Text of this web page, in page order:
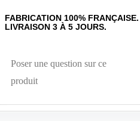
FABRICATION 100% FRANÇAISE.
LIVRAISON 3 À 5 JOURS.
Poser une question sur ce
produit